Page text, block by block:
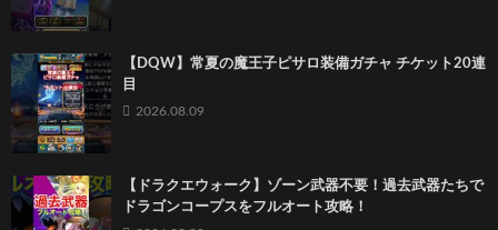
【DQW】常夏の魔王子ピサロ装備ガチャ チケット20連
目
2026.08.09
【ドラクエウォーク】ゾーン武器不要！過去武器たちで
ドラゴンコープスをフルオート攻略！